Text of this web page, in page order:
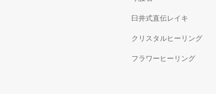
臼井式直伝レイキ
クリスタルヒーリング
フラワーヒーリング